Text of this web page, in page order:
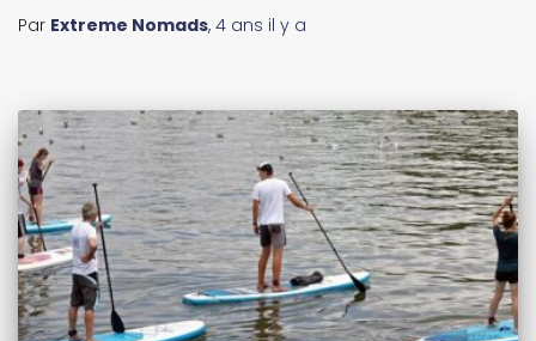
Par Extreme Nomads, 4 ans il y a